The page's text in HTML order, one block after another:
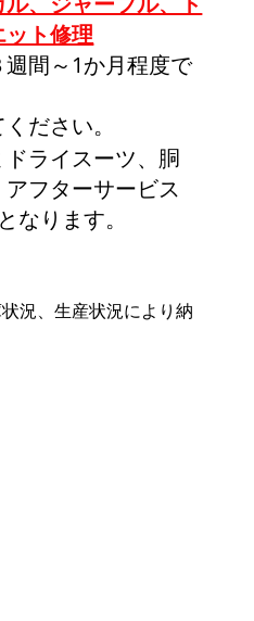
ット修理
間～1か月程度で
ださい。
ドライスーツ、胴
フターサービス
なります。
況、生産状況により納